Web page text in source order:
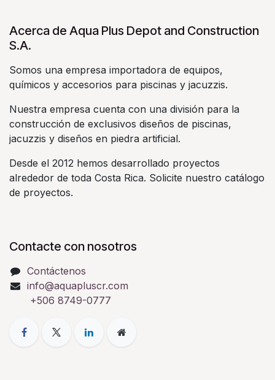
Acerca de Aqua Plus Depot and Construction
S.A.
Somos una empresa importadora de equipos,
químicos y accesorios para piscinas y jacuzzis.
Nuestra empresa cuenta con una división para la
construcción de exclusivos diseños de piscinas,
jacuzzis y diseños en piedra artificial.
Desde el 2012 hemos desarrollado proyectos
alrededor de toda Costa Rica. Solicite nuestro catálogo
de proyectos.
Contacte con nosotros
Contáctenos
info@aquapluscr.com
+506 8749-0777